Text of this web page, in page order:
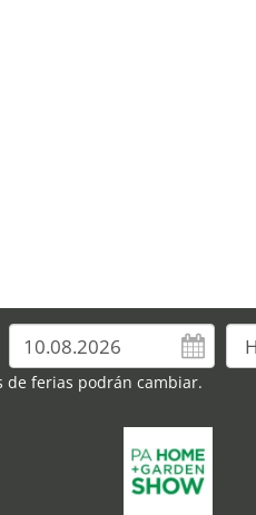
de ferias podrán cambiar.